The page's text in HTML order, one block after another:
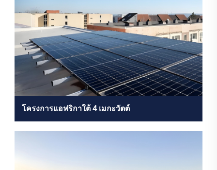
โครงการแอฟริกาใต้ 4 เมกะวัตต์